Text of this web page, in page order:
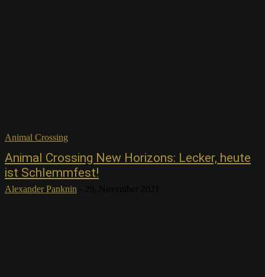
Animal Crossing
Animal Crossing New Horizons: Lecker, heute
ist Schlemmfest!
Alexander Panknin